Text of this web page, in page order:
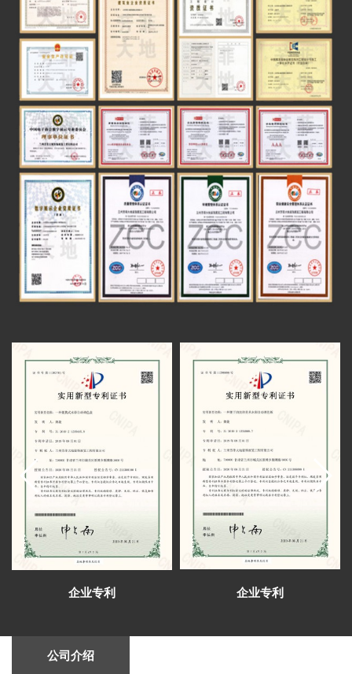
馆”近期完成设计方案
热烈祝贺甘肃房地产业商会2021年会隆重召
开 甘肃金利达消防技术服务有限公司企业展厅
获甲方好评
由芳菲大地展览公司设计施工的白银矿山
（国家）精神纪念馆于近期完工
太子山沉浸式空间通过验收
甘南州成立70周年成就展设计方案通过评审
红西路军在祁连纪念馆有序施工
青海卫校校史馆项目圆满完工
芳菲大地展览完成中国铁路安全警示教育馆
全案策划设计
芳菲大地展览助力财贸学院文化建设受好评
青海发投碱业企业展厅施工进行中
甘肃财贸学院校史馆一期施工进度即将完工
华池农耕文化馆召开项目评审会
青海卫校中药标本馆正式开放(芳菲大地装饰
展览工程有限公司设计施工)
全国民族团结进步教育基地暨甘肃省铸牢中
华民族共同体意识培训基地揭牌仪式在甘肃省法
官学院举行。
甘肃工业职业技术学院领导来到施工现场实
地调研
芳菲大地完成甘肃建投矿业公司综合会议
室、视频室等设计施工
芳菲大地公司于2023新春之际组织兰州和西
安两地同事开启了为期五天的考察学习
兰州芳菲大地设计施工的陈列馆及展厅得到
了专家学者的肯定和好评
芳菲大地展览公司中标甘肃财贸职业学院信
息化校史馆建设项目
心怀感恩，与爱同行——芳菲大地开展志愿
敬老慰问捐赠活动
芳菲大地设计施工的青海省第五人民医院院
史馆即将完成建设布展
芳菲大地完成甘肃一建智能会议室、接待
数字展示工程设计施工一体化 一级
展览工程企业水平二级
建筑装饰工程设计专项乙级
数字多媒体工程系统集成一级
建筑装修装饰工程专业承包一级
智慧博物馆设计施工一体化一级
电子与智能化工程专业承包二级
电子与智能化系统系统集成一级
数字展示工程设计施工一体化 一级
企业专利 企业专利
公司介绍